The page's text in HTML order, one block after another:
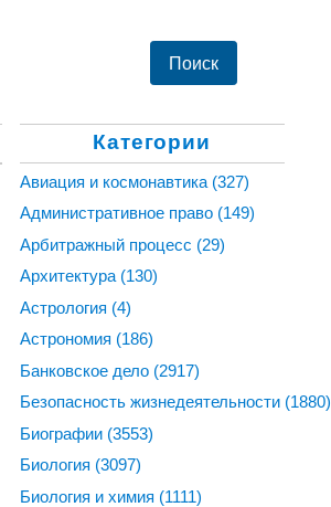
Категории
Авиация и космонавтика (327)
Административное право (149)
Арбитражный процесс (29)
Архитектура (130)
Астрология (4)
Астрономия (186)
Банковское дело (2917)
Безопасность жизнедеятельности (1880)
Биографии (3553)
Биология (3097)
Биология и химия (1111)